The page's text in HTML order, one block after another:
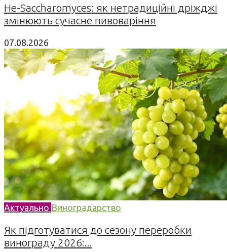
Не-Saccharomyces: як нетрадиційні дріжджі
змінюють сучасне пивоваріння
07.08.2026
Актуально Виноградарство
Як підготуватися до сезону переробки
винограду 2026:...